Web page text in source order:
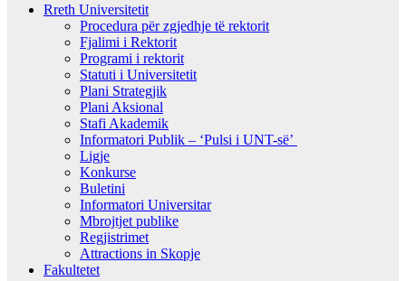
Rreth Universitetit
Procedura për zgjedhje të rektorit
Fjalimi i Rektorit
Programi i rektorit
Statuti i Universitetit
Plani Strategjik
Plani Aksional
Stafi Akademik
Informatori Publik – ‘Pulsi i UNT-së’
Ligje
Konkurse
Buletini
Informatori Universitar
Mbrojtjet publike
Regjistrimet
Attractions in Skopje
Fakultetet